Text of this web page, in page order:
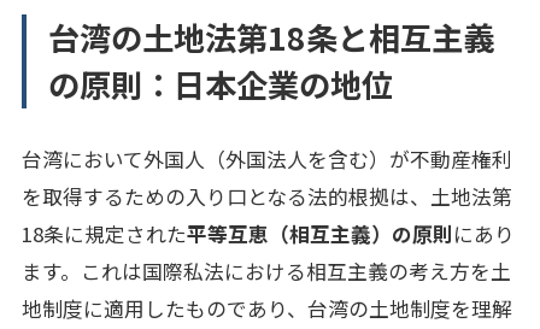
台湾の土地法第18条と相互主義
の原則：日本企業の地位
台湾において外国人（外国法人を含む）が不動産権利
を取得するための入り口となる法的根拠は、土地法第
18条に規定された平等互恵（相互主義）の原則にあり
ます。これは国際私法における相互主義の考え方を土
地制度に適用したものであり、台湾の土地制度を理解